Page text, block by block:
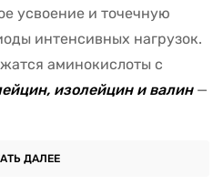
усвоение и точечную
интенсивных нагрузок.
аминокислоты с
изолейцин и валин—
особенно удобен при
ДАЛЕЕ